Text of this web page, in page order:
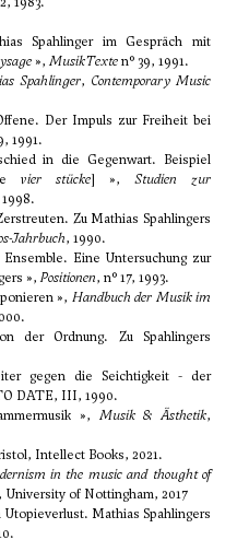
Spahlinger im Gespräch mit
», MusikTexten° 39, 1991.
Spahlinger, Contemporary Music
Der Impuls zur Freiheit bei
1991.
in die Gegenwart. Beispiel
vier stücke] », Studien zur
Zu Mathias Spahlingers
Jahrbuch, 1990.
Ensemble. Eine Untersuchung zur
»,Positionen, n° 17, 1993.
», Handbuch der Musik im
der Ordnung. Zu Spahlingers
gegen die Seichtigkeit - der
DATE, III, 1990.
», Musik & Ästhetik,
Intellect Books, 2021.
in the music and thought of
of Nottingham, 2017
Mathias Spahlingers